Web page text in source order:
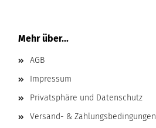
Mehr über...
AGB
Impressum
Privatsphäre und Datenschutz
Versand- & Zahlungsbedingungen